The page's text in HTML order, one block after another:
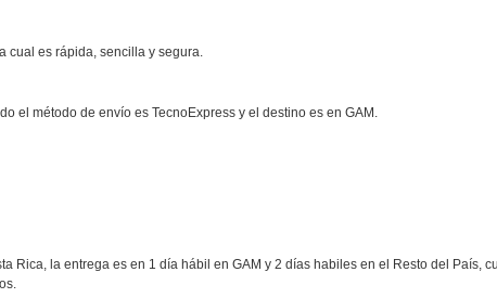
cual es rápida, sencilla y segura.
el método de envío es TecnoExpress y el destino es en GAM.
Rica, la entrega es en 1 día hábil en GAM y 2 días habiles en el Resto del País,